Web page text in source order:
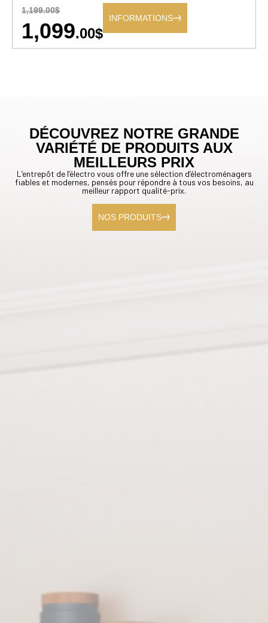
1,199.00$
1,099.00$
INFORMATIONS
DÉCOUVREZ NOTRE GRANDE
VARIÉTÉ DE PRODUITS AUX
MEILLEURS PRIX
L’entrepôt de l’électro vous offre une sélection d’électroménagers
fiables et modernes, pensés pour répondre à tous vos besoins, au
meilleur rapport qualité-prix.
NOS PRODUITS